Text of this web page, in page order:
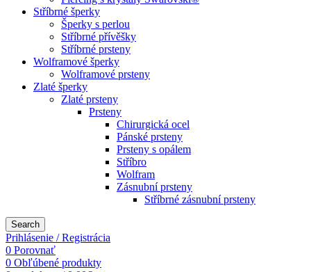
Stříbrné šperky
Šperky s perlou
Stříbrné přívěšky
Stříbrné prsteny
Wolframové šperky
Wolframové prsteny
Zlaté šperky
Zlaté prsteny
Prsteny
Chirurgická ocel
Pánské prsteny
Prsteny s opálem
Stříbro
Wolfram
Zásnubní prsteny
Stříbrné zásnubní prsteny
Search
Prihlásenie / Registrácia
0 Porovnať
0 Obľúbené produkty